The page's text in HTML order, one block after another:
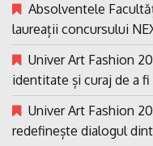
Absolventele
laureații concursului
Univer Art Fashion
identitate și curaj de a
Univer Art Fashion
redefinește dialogul